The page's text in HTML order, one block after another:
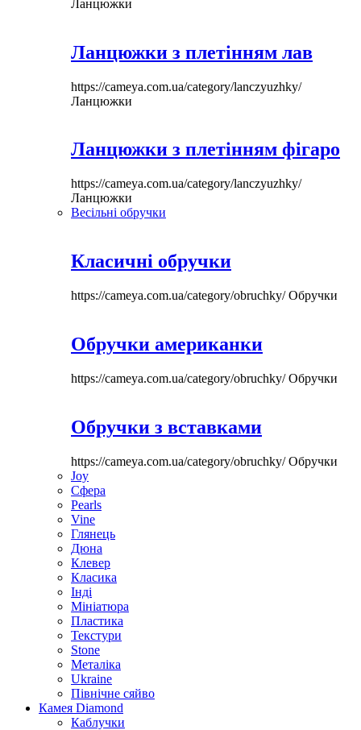
Ланцюжки
Ланцюжки з плетінням лав
https://cameya.com.ua/category/lanczyuzhky/
Ланцюжки
Ланцюжки з плетінням фігаро
https://cameya.com.ua/category/lanczyuzhky/
Ланцюжки
Весільні обручки
Класичні обручки
https://cameya.com.ua/category/obruchky/Обручки
Обручки американки
https://cameya.com.ua/category/obruchky/Обручки
Обручки з вставками
https://cameya.com.ua/category/obruchky/Обручки
Joy
Сфера
Pearls
Vine
Глянець
Дюна
Клевер
Класика
Інді
Мініатюра
Пластика
Текстури
Stone
Металіка
Ukraine
Північне сяйво
Камея Diamond
Каблучки